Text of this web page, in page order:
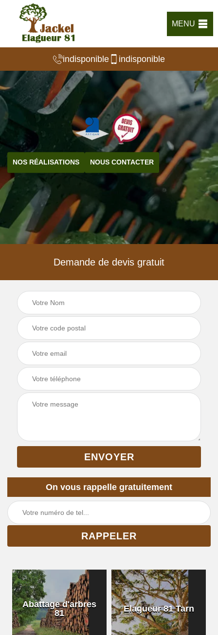
MENU
indisponible indisponible
NOS RÉALISATIONS NOUS CONTACTER
Demande de devis gratuit
On vous rappelle gratuitement
Abattage d'arbres
81
Elagueur 81 Tarn